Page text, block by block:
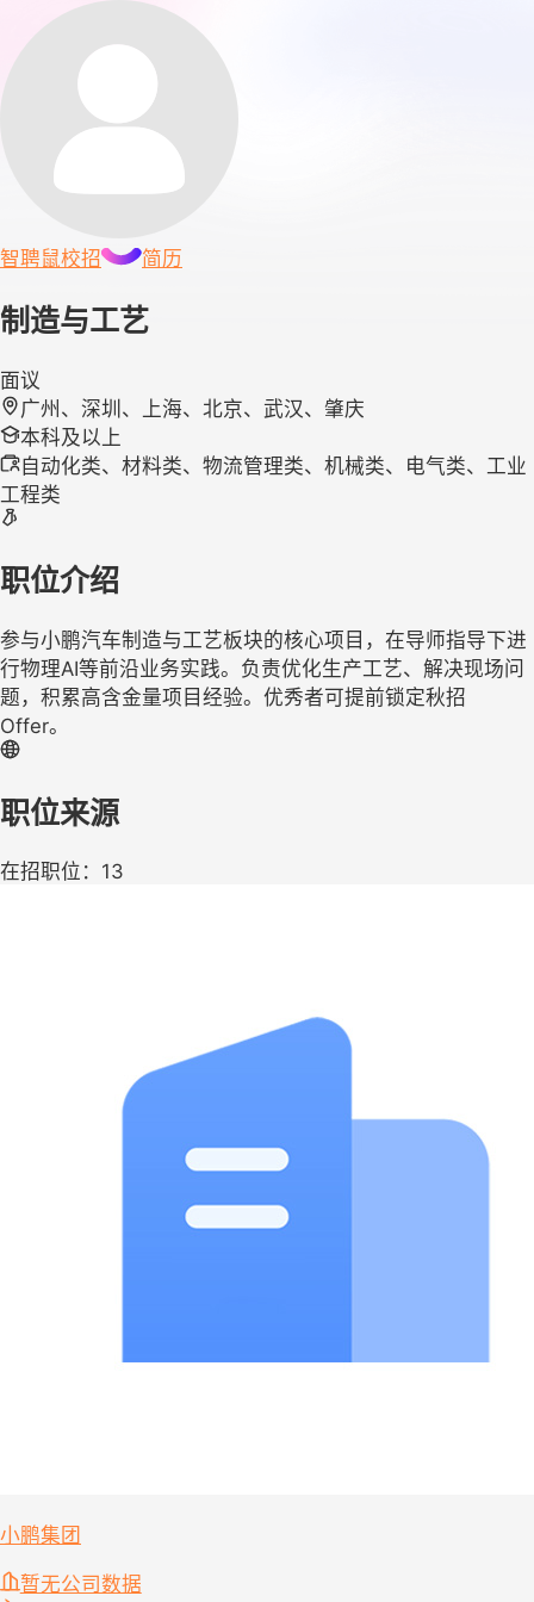
智聘鼠校招 简历
制造与工艺
面议
广州、深圳、上海、北京、武汉、肇庆
本科及以上
自动化类、材料类、物流管理类、机械类、电气类、工业
工程类
职位介绍
参与小鹏汽车制造与工艺板块的核心项目，在导师指导下进
行物理AI等前沿业务实践。负责优化生产工艺、解决现场问
题，积累高含金量项目经验。优秀者可提前锁定秋招
Offer。
职位来源
在招职位：13
小鹏集团
暂无公司数据